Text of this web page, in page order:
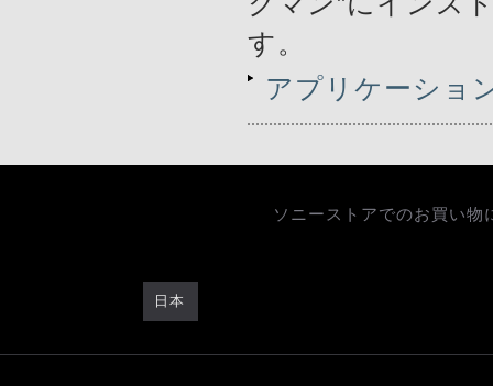
す。
アプリケーショ
ソニーストアでのお買い物
日本